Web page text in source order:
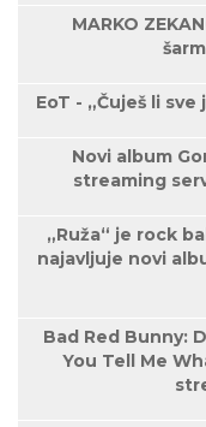
MARKO
EoT - „Čuješ li
Novi album
streaming
„Ruža“ je rock
najavljuje novi
Bad Red Bunny:
You Tell Me